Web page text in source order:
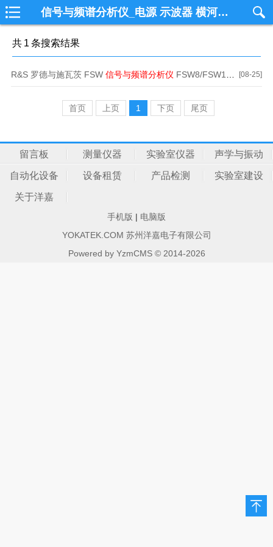
信号与频谱分析仪_电源 示波器 横河功率计 数采仪 安规仪 自动化测试 DTU RTU 边缘计算 嵌入式 工业路由器 苏州洋嘉电子电源 示波器 横河功率计 数采仪 安规仪 自动化测试 DTU RTU 边缘计算 嵌入式 工业路由器 苏州洋嘉电子
共 1 条搜索结果
[08-25]
R&S 罗德与施瓦茨 FSW 信号与频谱分析仪 FSW8/FSW13/FSW26/FSW43/FSW50/FSW67/FSW85
首页 上页 1 下页 尾页
留言板 测量仪器 实验室仪器 声学与振动
自动化设备 设备租赁 产品检测 实验室建设
关于洋嘉
手机版 | 电脑版
YOKATEK.COM 苏州洋嘉电子有限公司
Powered by YzmCMS© 2014-2026